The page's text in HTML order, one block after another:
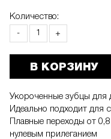
Количество:
- +
В КОРЗИНУ
Укороченные зубцы для
Идеально подходит для
Плавные переходы от
нулевым прилеганием